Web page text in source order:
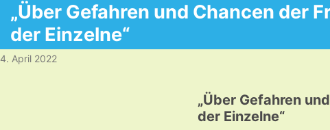
„Über Gefahren und Chancen der
der Einzelne“
4. April 2022
„Über Gefahren
der Einzelne“